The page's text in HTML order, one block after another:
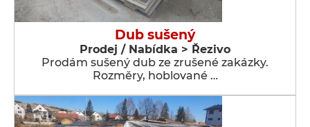
Dub sušený
Prodej / Nabídka > Řezivo
Prodám sušený dub ze zrušené zakázky.
Rozměry, hoblované …